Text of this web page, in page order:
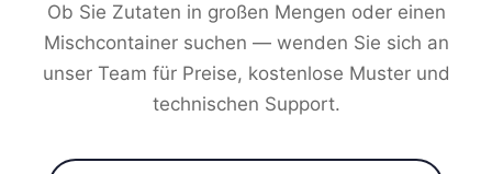
Ob Sie Zutaten in großen Mengen oder einen
Mischcontainer suchen — wenden Sie sich an
unser Team für Preise, kostenlose Muster und
technischen Support.